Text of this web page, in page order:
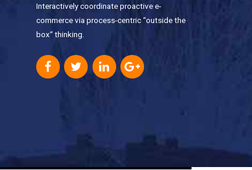
Interactively coordinate proactive e-
commerce via process-centric “outside the
box“ thinking.